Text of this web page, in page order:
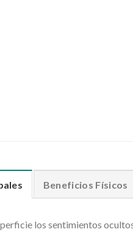
Beneficios Físicos
los sentimientos